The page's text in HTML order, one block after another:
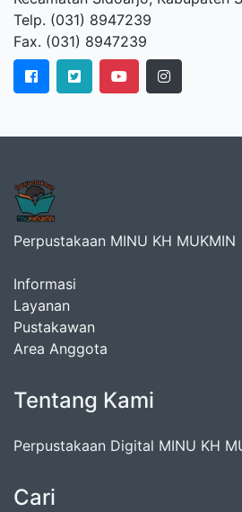
Telp. (031) 8947239
Fax. (031) 8947239
Perpustakaan MINU KH MUKMIN
Informasi
Layanan
Pustakawan
Area Anggota
Tentang Kami
Perpustakaan Digital MINU KH
Cari